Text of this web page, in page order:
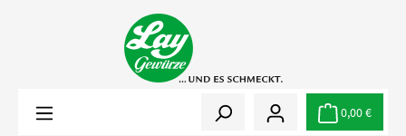
Zum Hauptinhalt springen
0,00 €